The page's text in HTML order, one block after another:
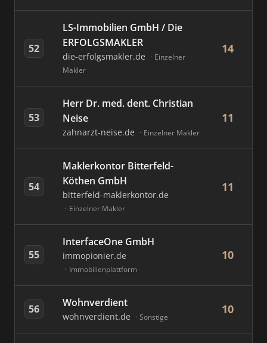
52
LS-Immobilien GmbH / Die
ERFOLGSMAKLER
die-erfolgsmakler.de
Einzelner
Makler
14
53
Herr Dr. med. dent. Christian
Neise
zahnarzt-neise.de Einzelner Makler
11
54
Maklerkontor Bitterfeld-
Köthen GmbH
bitterfeld-maklerkontor.de
Einzelner Makler
11
55
InterfaceOne GmbH
immopionier.de
Immobilienplattform
10
56 Wohnverdient
wohnverdient.de Sonstige
10